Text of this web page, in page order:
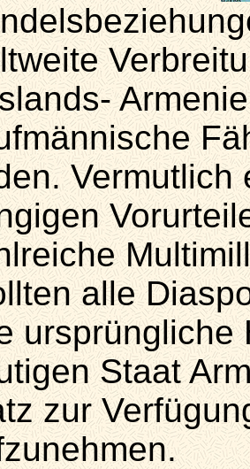
Vermutlich
alle
ursprüngliche
Staat
zur